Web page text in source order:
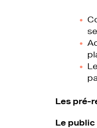
Les pré-
Le public